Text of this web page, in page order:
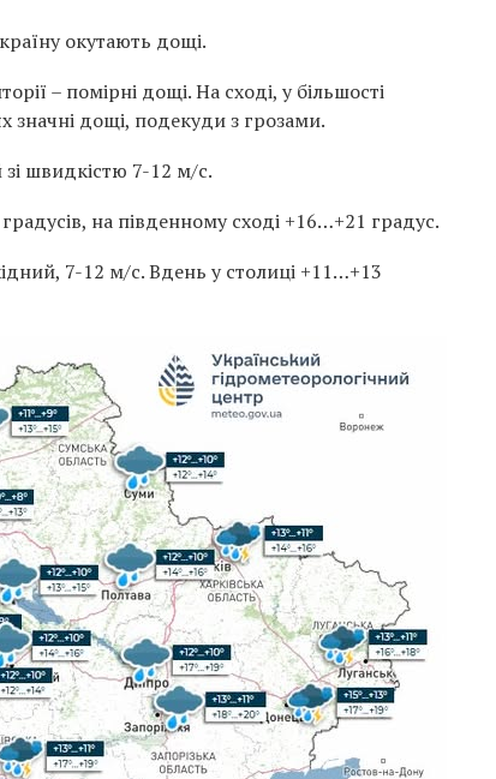
окутають дощі.
– помірні дощі. На сході, у більшості
значні дощі, подекуди з грозами.
зі швидкістю 7-12 м/с.
на південному сході +16…+21 градус.
7-12 м/с. Вдень у столиці +11…+13